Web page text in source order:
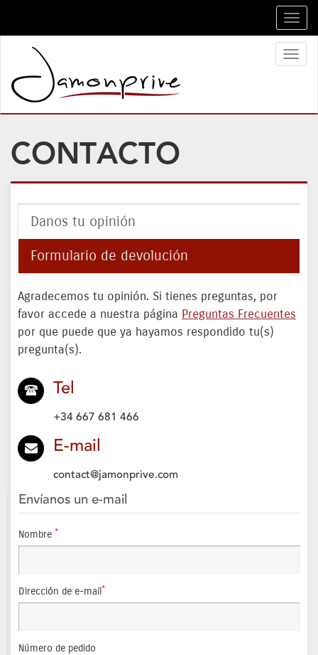
CONTACTO
Danos tu opinión
Formulario de devolución
Agradecemos tu opinión. Si tienes preguntas, por
favor accede a nuestra página Preguntas Frecuentes
por que puede que ya hayamos respondido tu(s)
pregunta(s).
Tel
+34 667 681 466
E-mail
contact@jamonprive.com
Envíanos un e-mail
Nombre *
Dirección de e-mail*
Número de pedido